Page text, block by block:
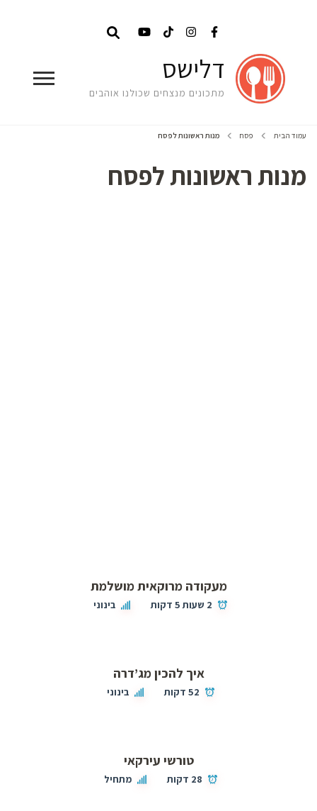
דלישס
מתכונים מנצחים שכולנו אוהבים
עמוד הבית פסח מנות ראשונות לפסח
מנות ראשונות לפסח
מעקודה מרוקאית מושלמת
2 שעות 5 דקות בינוני
איך להכין מג’דרה
52 דקות בינוני
טורשי עירקאי
28 דקות מתחיל